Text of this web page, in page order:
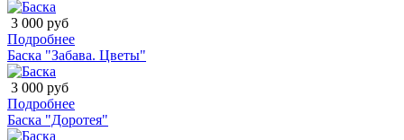
3 000 руб
Подробнее
Баска "Забава. Цветы"
3 000 руб
Подробнее
Баска "Доротея"